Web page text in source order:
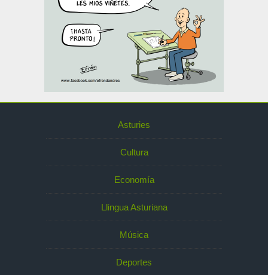
Asturies
Cultura
Economía
Llingua Asturiana
Música
Deportes